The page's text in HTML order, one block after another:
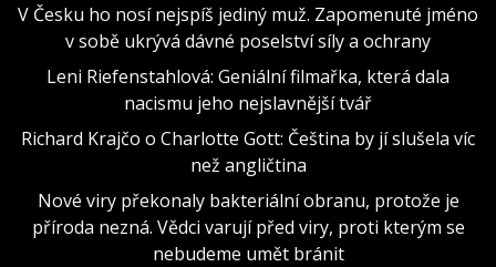
V Česku ho nosí nejspíš jediný muž. Zapomenuté jméno
v sobě ukrývá dávné poselství síly a ochrany
Leni Riefenstahlová: Geniální filmařka, která dala
nacismu jeho nejslavnější tvář
Richard Krajčo o Charlotte Gott: Čeština by jí slušela víc
než angličtina
Nové viry překonaly bakteriální obranu, protože je
příroda nezná. Vědci varují před viry, proti kterým se
nebudeme umět bránit